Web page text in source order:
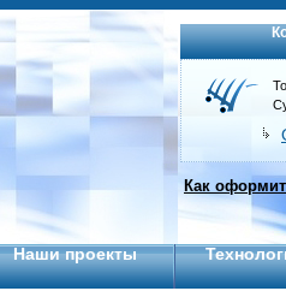
Как
Наши проекты